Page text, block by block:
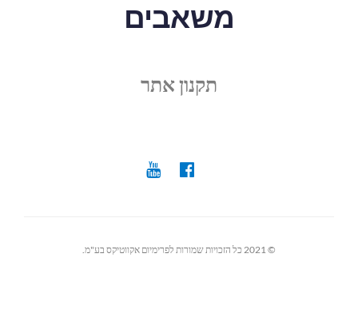
משאבים
תקנון אתר
© 2021 כל הזכויות שמורות לפרימיום אקווטיקס בע"מ.